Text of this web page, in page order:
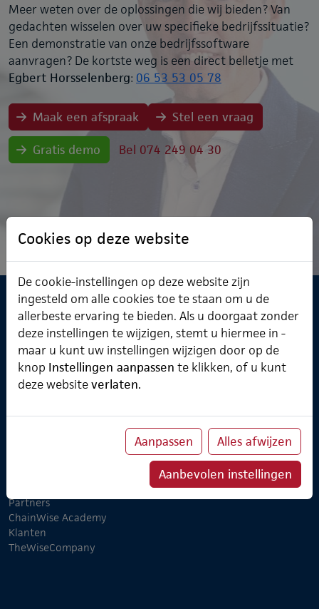
Meer weten over de oplossingen die wij bieden? Van
gedachten wisselen over uw specifieke bedrijfssituatie?
Een demonstratie van onze bedrijfssoftware
aanvragen? De kortste weg is een direct belletje met
Egbert Horsselenberg: 06 53 53 05 78
Maak een afspraak Stel een vraag
Gratis demo Bel 074 249 04 30
Software & Cursusplanner
Cursusplanner
Professional Services
Verzuimmanager
Partners
ChainWise Academy
Klanten
TheWiseCompany
Cookies op deze website
De cookie-instellingen op deze website zijn
ingesteld om alle cookies toe te staan om u de
allerbeste ervaring te bieden. Als u doorgaat zonder
deze instellingen te wijzigen, stemt u hiermee in -
maar u kunt uw instellingen wijzigen door op de
knop Instellingen aanpassen te klikken, of u kunt
deze websiteverlaten.
Aanpassen Alles afwijzen
Aanbevolen instellingen